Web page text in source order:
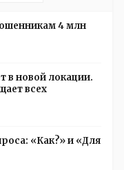
назвали улицу и
ономасты,
делать что то за
группу,
и без истерик -
потечёт. Насчёт
4 млн
в новой локации.
всех
«Как?» и «Для